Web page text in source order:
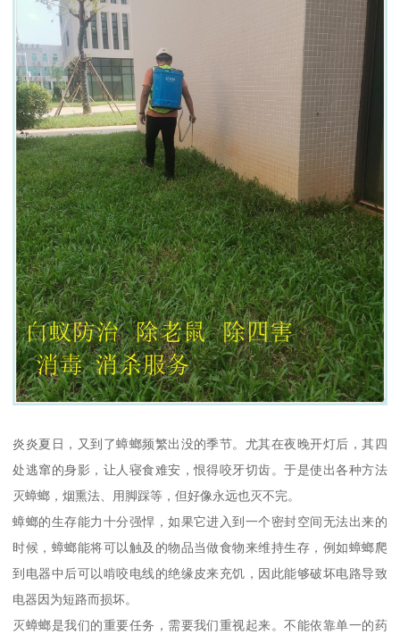
炎炎夏日，又到了蟑螂频繁出没的季节。尤其在夜晚开灯后，其四
处逃窜的身影，让人寝食难安，恨得咬牙切齿。于是使出各种方法
灭蟑螂，烟熏法、用脚踩等，但好像永远也灭不完。
蟑螂的生存能力十分强悍，如果它进入到一个密封空间无法出来的
时候，蟑螂能将可以触及的物品当做食物来维持生存，例如蟑螂爬
到电器中后可以啃咬电线的绝缘皮来充饥，因此能够破坏电路导致
电器因为短路而损坏。
灭蟑螂是我们的重要任务，需要我们重视起来。不能依靠单一的药